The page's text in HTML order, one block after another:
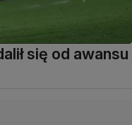
się od awansu